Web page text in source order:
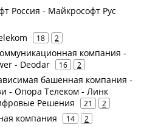
Россия - Майкрософт Рус
18 2
компания -
- Deodar
16 2
башенная компания -
- Опора Телеком - Линк
Решения
21 2
компания 14 2